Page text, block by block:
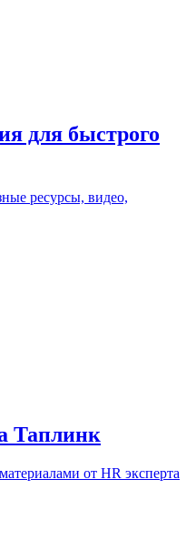
для быстрого
ресурсы, видео,
Таплинк
от HR эксперта